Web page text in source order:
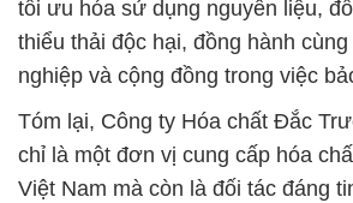
tối ưu hóa sử dụng nguyên liệu,
thiểu thải độc hại, đồng hành
nghiệp và cộng đồng trong việc
Tóm lại, Công ty Hóa chất Đắc
chỉ là một đơn vị cung cấp hóa
Việt Nam mà còn là đối tác đáng